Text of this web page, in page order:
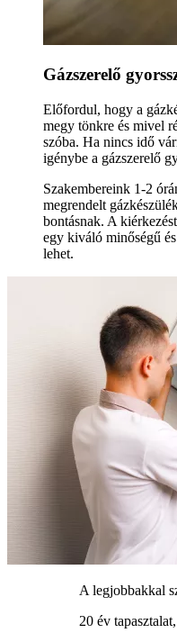
Gázszerelő
Előfordul, hogy a
megy tönkre és mivel
szóba. Ha nincs idő
igénybe a gázszerelő
Szakembereink 1-2
megrendelt
bontásnak. A
egy kiváló minőségű
lehet.
A legjobbakkal
20 év